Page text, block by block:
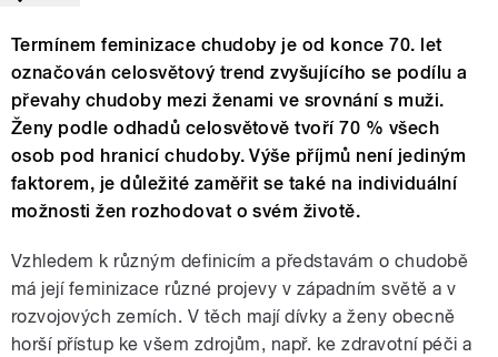
Termínem feminizace chudoby je od konce 70. let
označován celosvětový trend zvyšujícího se podílu a
převahy chudoby mezi ženami ve srovnání s muži.
Ženy podle odhadů celosvětově tvoří 70 % všech
osob pod hranicí chudoby. Výše příjmů není jediným
faktorem, je důležité zaměřit se také na individuální
možnosti žen rozhodovat o svém životě.
Vzhledem k různým definicím a představám o chudobě
má její feminizace různé projevy v západním světě a v
rozvojových zemích. V těch mají dívky a ženy obecně
horší přístup ke všem zdrojům, např. ke zdravotní péči a